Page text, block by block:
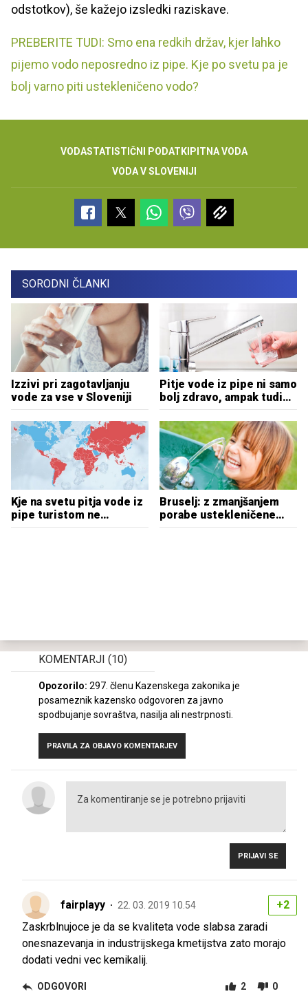
odstotkov), še kažejo izsledki raziskave.
PREBERITE TUDI: Smo ena redkih držav, kjer lahko
pijemo vodo neposredno iz pipe. Kje po svetu pa je
bolj varno piti ustekleničeno vodo?
VODASTATISTIČNI PODATKI PITNA VODA
VODA V SLOVENIJI
SORODNI ČLANKI
Izzivi pri zagotavljanju
vode za vse v Sloveniji
Pitje vode iz pipe ni samo
bolj zdravo, ampak tudi
okolju prijaznejše
Kje na svetu pitja vode iz
pipe turistom ne
priporočajo?
Bruselj: z zmanjšanjem
porabe ustekleničene
vode bi prihranili 600
KOMENTARJI (10)
Opozorilo: 297. členu Kazenskega zakonika je
posameznik kazensko odgovoren za javno
spodbujanje sovraštva, nasilja ali nestrpnosti.
PRAVILA ZA OBJAVO KOMENTARJEV
PRIJAVI SE
fairplayy 22. 03. 2019 10.54
+2
Zaskrblnujoce je da se kvaliteta vode slabsa zaradi
onesnazevanja in industrijskega kmetijstva zato morajo
dodati vedni vec kemikalij.
ODGOVORI 2 0